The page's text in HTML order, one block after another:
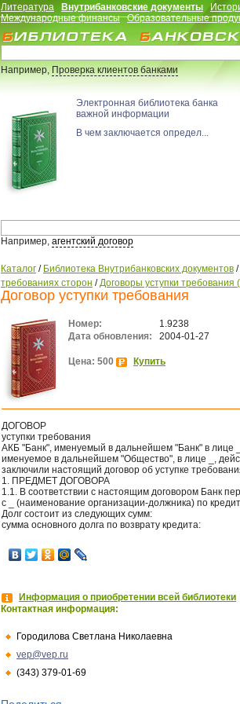
Литература Внутрибанковские документы
Международные финансы
Образовательные
Например,Проверка клиентов банками
Электронная библиотека
важной информации
В чем заключается определ...
Например, агентский договор
Каталог / Библиотека Внутрибанковских документов /
требованиях сторон /Договоры уступки требования
Договор уступки требования
Номер:
1.9238
Дата обновления:
2004-01-27
Цена: 500 Купить
ДОГОВОР
уступки требования
АКБ "Банк", именуемый в дальнейшем "Банк" в лице
именуемое в дальнейшем "Общество", в лице _,
заключили настоящий договор об уступке
1. ПРЕДМЕТ ДОГОВОРА
1.1. В соответствии с настоящим договором Банк
с _ (наименование организации-должника) по
Долг состоит из следующих сумм:
сумма основного долга по возврату кредита:
Информация о приобретении всей библиотеки
Контактная информация:
Городилова Светлана Николаевна
vep@vep.ru
(343) 379-01-69